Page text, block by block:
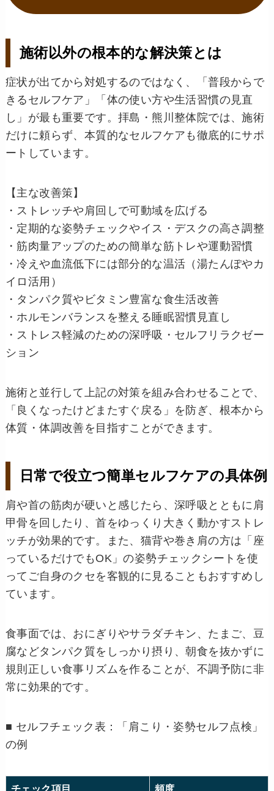
施術以外の根本的な解決策とは
症状が出てから対処するのではなく、「普段からで
きるセルフケア」「体の使い方や生活習慣の見直
し」が最も重要です。拝島・熊川整体院では、施術
だけに頼らず、本質的なセルフケアも徹底的にサポ
ートしています。
【主な改善策】
・ストレッチや肩回しで可動域を広げる
・定期的な姿勢チェックやイス・デスクの高さ調整
・筋肉量アップのための簡単な筋トレや運動習慣
・冷えや血流低下には部分的な温活（湯たんぽやカ
イロ活用）
・タンパク質やビタミン豊富な食生活改善
・ホルモンバランスを整える睡眠習慣見直し
・ストレス軽減のための深呼吸・セルフリラクゼー
ション
施術と並行して上記の対策を組み合わせることで、
「良くなったけどまたすぐ戻る」を防ぎ、根本から
体質・体調改善を目指すことができます。
日常で役立つ簡単セルフケアの具体例
肩や首の筋肉が硬いと感じたら、深呼吸とともに肩
甲骨を回したり、首をゆっくり大きく動かすストレ
ッチが効果的です。また、猫背や巻き肩の方は「座
っているだけでもOK」の姿勢チェックシートを使
ってご自身のクセを客観的に見ることもおすすめし
ています。
食事面では、おにぎりやサラダチキン、たまご、豆
腐などタンパク質をしっかり摂り、朝食を抜かずに
規則正しい食事リズムを作ることが、不調予防に非
常に効果的です。
■ セルフチェック表：「肩こり・姿勢セルフ点検」
の例
チェック項目 頻度